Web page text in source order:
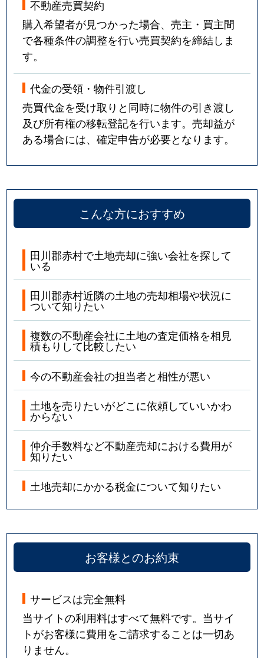
不動産売買契約
購入希望者が見つかった場合、売主・買主間
で各種条件の調整を行い売買契約を締結しま
す。
代金の受領・物件引渡し
売買代金を受け取りと同時に物件の引き渡し
及び所有権の移転登記を行います。売却益が
ある場合には、確定申告が必要となります。
こんな方におすすめ
田川郡赤村で土地売却に強い会社を探して
いる
田川郡赤村近隣の土地の売却相場や状況に
ついて知りたい
複数の不動産会社に土地の査定価格を相見
積もりして比較したい
今の不動産会社の担当者と相性が悪い
土地を売りたいがどこに依頼していいかわ
からない
仲介手数料など不動産売却における費用が
知りたい
土地売却にかかる税金について知りたい
お客様とのお約束
サービスは完全無料
当サイトの利用料はすべて無料です。当サイ
トがお客様に費用をご請求することは一切あ
りません。